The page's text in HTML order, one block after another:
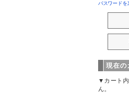
パスワードを
現在の
▼カート
ん。